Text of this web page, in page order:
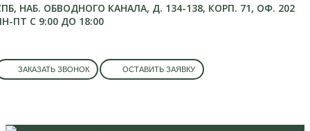
НАБ. ОБВОДНОГО КАНАЛА, Д. 134-138, КОРП. 71, ОФ. 202
ПТ С 9:00 ДО 18:00
ЗАКАЗАТЬ ЗВОНОК ОСТАВИТЬ ЗАЯВКУ